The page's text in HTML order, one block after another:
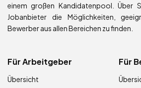
einem großen Kandidatenpool. Über
Jobanbieter die Möglichkeiten,
Bewerber aus allen Bereichen zu finden.
Für Arbeitgeber
Übersicht
Für